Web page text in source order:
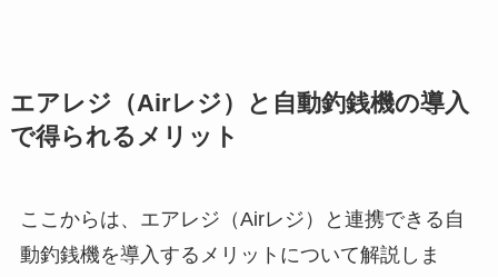
エアレジ（Airレジ）と自動釣銭機の導入
で得られるメリット
ここからは、エアレジ（Airレジ）と連携できる自
動釣銭機を導入するメリットについて解説しま